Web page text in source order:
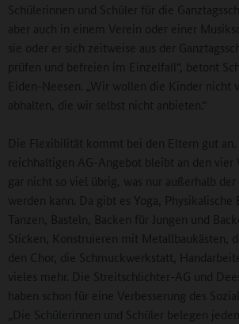
Schülerinnen und Schüler für die
aber auch in einem Verein oder einer
sie oder er sich zeitweise aus der
prüfen und befreien im Einzelfall“, betont
Eiden-Neesen. „Wir wollen die Kinder nicht
abhalten, die wir selbst nicht anbieten.“
Die Flexibilität kommt bei den Eltern gut an.
reichhaltigen AG-Angebot bleibt an den vier
gar nicht so viel übrig, was nur außerhalb
werden kann. Da gibt es Yoga, Physikalische
Tanzen, Basteln, Backen für Jungen und
Sticken, Konstruieren mit Metallbaukästen,
den Chor, die Schmuckwerkstatt,
vieles mehr. Die Streitschlichter-AG und
haben schon für eine Verbesserung des
„Die Schülerinnen und Schüler belegen jeden